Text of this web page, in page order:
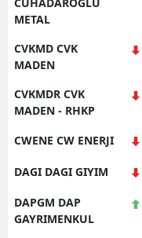
METAL
CVKMD CVK
MADEN
CVKMDR CVK
MADEN - RHKP
CWENE CW ENERJI
DAGI DAGI GIYIM
DAPGM DAP
GAYRIMENKUL